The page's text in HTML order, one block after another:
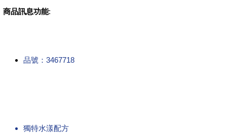
商品訊息功能:
品號：3467718
獨特水漾配方